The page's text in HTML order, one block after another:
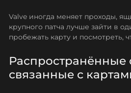
Valve иногда меняет проходы,
крупного патча лучше зайти в
пробежать карту и посмотреть,
связанные с